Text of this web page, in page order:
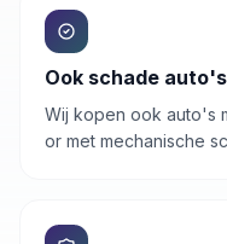
Ook schade auto's
Wij kopen ook auto's
or met mechanische